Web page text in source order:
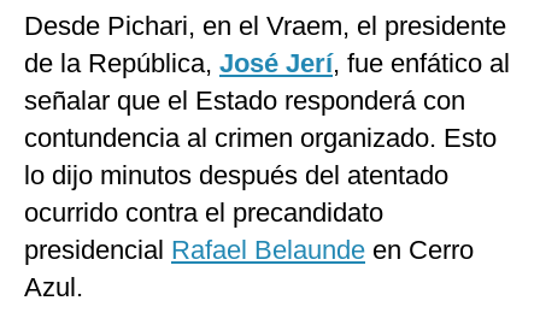
EEUU
México
Internacional
Tecnología
Club del Suscriptor
Desde Pichari, en el Vraem, el presidente
de la República, José Jerí, fue enfático al
señalar que el Estado responderá con
contundencia al crimen organizado. Esto
lo dijo minutos después del atentado
ocurrido contra el precandidato
presidencial Rafael Belaunde en Cerro
Azul.